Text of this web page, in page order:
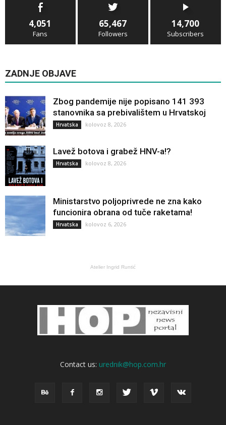
4,051
Fans
65,467
Followers
14,700
Subscribers
ZADNJE OBJAVE
Zbog pandemije nije popisano 141 393
stanovnika sa prebivalištem u Hrvatskoj
Hrvatska kolovoz 8, 2026
Lavež botova i grabež HNV-a!?
Hrvatska kolovoz 8, 2026
Ministarstvo poljoprivrede ne zna kako
funcionira obrana od tuče raketama!
Hrvatska kolovoz 6, 2026
Atelier Ingrid Runtić
Contact us: urednik@hop.com.hr